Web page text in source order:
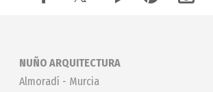
NUÑO ARQUITECTURA
Almoradí - Murcia